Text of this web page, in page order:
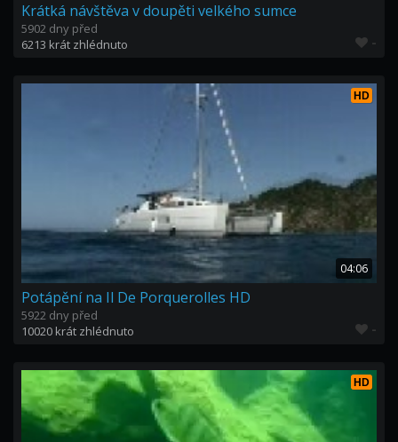
Krátká návštěva v doupěti velkého sumce
5902 dny před
6213 krát zhlédnuto
-
HD
04:06
Potápění na Il De Porquerolles HD
5922 dny před
10020 krát zhlédnuto
-
HD